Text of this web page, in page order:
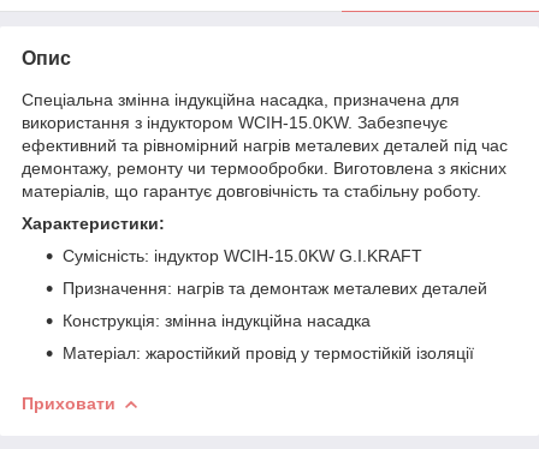
Опис
Спеціальна змінна індукційна насадка, призначена для
використання з індуктором WCIH-15.0KW. Забезпечує
ефективний та рівномірний нагрів металевих деталей під час
демонтажу, ремонту чи термообробки. Виготовлена з якісних
матеріалів, що гарантує довговічність та стабільну роботу.
Характеристики:
Сумісність: індуктор WCIH-15.0KW G.I.KRAFT
Призначення: нагрів та демонтаж металевих деталей
Конструкція: змінна індукційна насадка
Матеріал: жаростійкий провід у термостійкій ізоляції
Приховати